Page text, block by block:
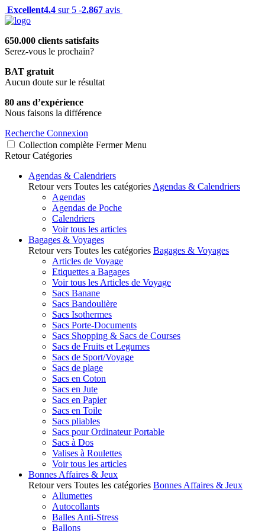
Excellent4.4 sur 5 -2.867 avis
650.000 clients satisfaits
Serez-vous le prochain?
BAT gratuit
Aucun doute sur le résultat
80 ans d’expérience
Nous faisons la différence
Recherche Connexion
Collection complète Fermer Menu
Retour Catégories
Agendas & Calendriers
Retour vers Toutes les catégories Agendas & Calendriers
Agendas
Agendas de Poche
Calendriers
Voir tous les articles
Bagages & Voyages
Retour vers Toutes les catégories Bagages & Voyages
Articles de Voyage
Etiquettes a Bagages
Voir tous les Articles de Voyage
Sacs Banane
Sacs Bandoulière
Sacs Isothermes
Sacs Porte-Documents
Sacs Shopping & Sacs de Courses
Sacs de Fruits et Legumes
Sacs de Sport/Voyage
Sacs de plage
Sacs en Coton
Sacs en Jute
Sacs en Papier
Sacs en Toile
Sacs pliables
Sacs pour Ordinateur Portable
Sacs à Dos
Valises à Roulettes
Voir tous les articles
Bonnes Affaires & Jeux
Retour vers Toutes les catégories Bonnes Affaires & Jeux
Allumettes
Autocollants
Balles Anti-Stress
Ballons